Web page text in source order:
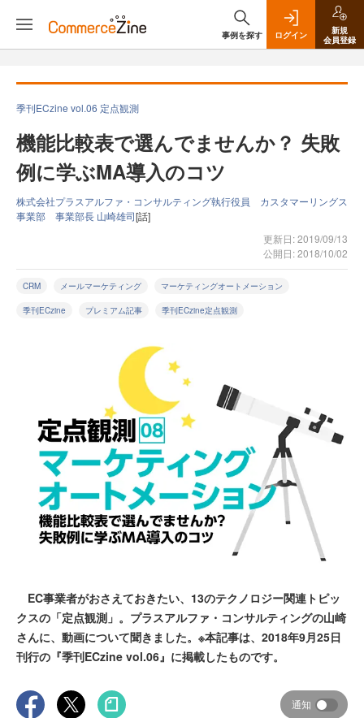
事例を探す ログイン
新規
会員登録
季刊ECzine vol.06 定点観測
機能比較表で選んでませんか？ 失敗
例に学ぶMA導入のコツ
株式会社プラスアルファ・コンサルティング執行役員 カスタマーリングス
事業部 事業部長 山崎雄司[話]
更新日: 2019/09/13
公開日: 2018/10/02
CRM メールマーケティング マーケティングオートメーション
季刊ECzine プレミアム記事 季刊ECzine定点観測
EC事業者がおさえておきたい、13のテクノロジー関連トピッ
クスの「定点観測」。プラスアルファ・コンサルティングの山崎
さんに、動画について聞きました。※本記事は、2018年9月25日
刊行の『季刊ECzine vol.06』に掲載したものです。
通知